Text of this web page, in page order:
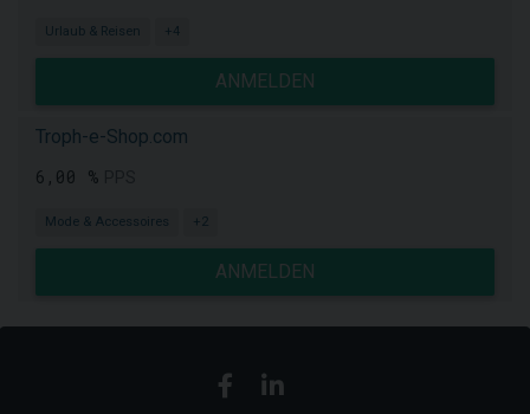
Urlaub & Reisen +4
ANMELDEN
Troph-e-Shop.com
6,00 %
Mode & Accessoires +2
ANMELDEN